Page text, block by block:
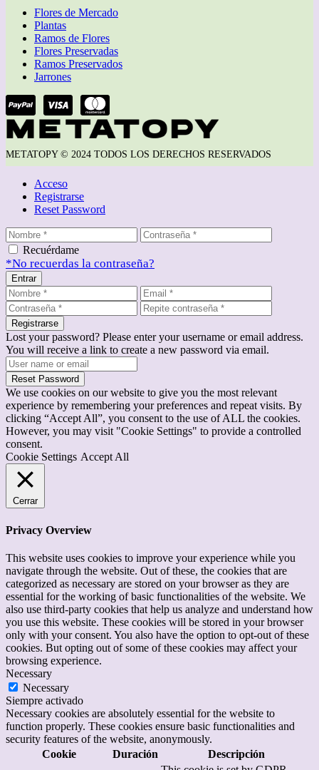
Flores de Mercado
Plantas
Ramos de Flores
Flores Preservadas
Ramos Preservados
Jarrones
METATOPY © 2024 TODOS LOS DERECHOS RESERVADOS
Acceso
Registrarse
Reset Password
Recuérdame
*No recuerdas la contraseña?
Entrar
Registrarse
Lost your password? Please enter your username or email address.
You will receive a link to create a new password via email.
Reset Password
We use cookies on our website to give you the most relevant
experience by remembering your preferences and repeat visits. By
clicking “Accept All”, you consent to the use of ALL the cookies.
However, you may visit "Cookie Settings" to provide a controlled
consent.
Cookie Settings Accept All
Cerrar
Privacy Overview
This website uses cookies to improve your experience while you
navigate through the website. Out of these, the cookies that are
categorized as necessary are stored on your browser as they are
essential for the working of basic functionalities of the website. We
also use third-party cookies that help us analyze and understand how
you use this website. These cookies will be stored in your browser
only with your consent. You also have the option to opt-out of these
cookies. But opting out of some of these cookies may affect your
browsing experience.
Necessary
Necessary
Siempre activado
Necessary cookies are absolutely essential for the website to
function properly. These cookies ensure basic functionalities and
security features of the website, anonymously.
Cookie
Duración
Descripción